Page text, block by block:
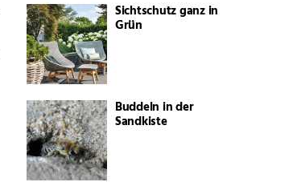
Sichtschutz ganz in
Grün
Buddeln in der
Sandkiste